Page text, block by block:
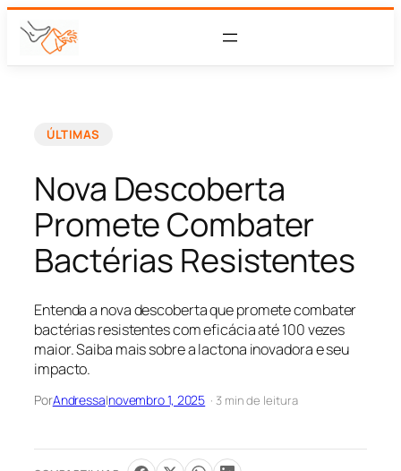
ÚLTIMAS
Nova Descoberta
Promete Combater
Bactérias Resistentes
Entenda a nova descoberta que promete combater
bactérias resistentes com eficácia até 100 vezes
maior. Saiba mais sobre a lactona inovadora e seu
impacto.
PorAndressa|novembro 1, 2025 · 3 min de leitura